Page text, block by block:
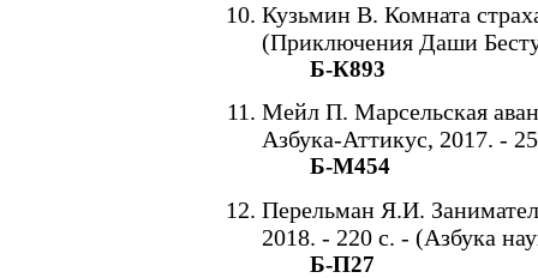
Кузьмин В. Комната
(Приключения Даши
Б-К893
Мейл П. Марсельская
Азбука-Аттикус, 2017. -
Б-М454
Перельман Я.И.
2018. - 220 с. - (Азбука
Б-П27